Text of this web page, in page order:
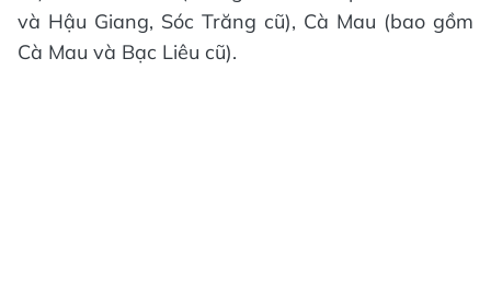
và Hậu Giang, Sóc Trăng cũ), Cà Mau (bao gồm
Cà Mau và Bạc Liêu cũ).